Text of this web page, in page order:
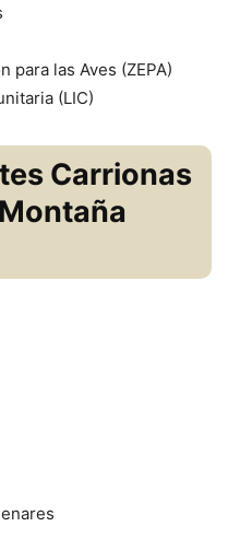
para las Aves (ZEPA)
(LIC)
Carrionas